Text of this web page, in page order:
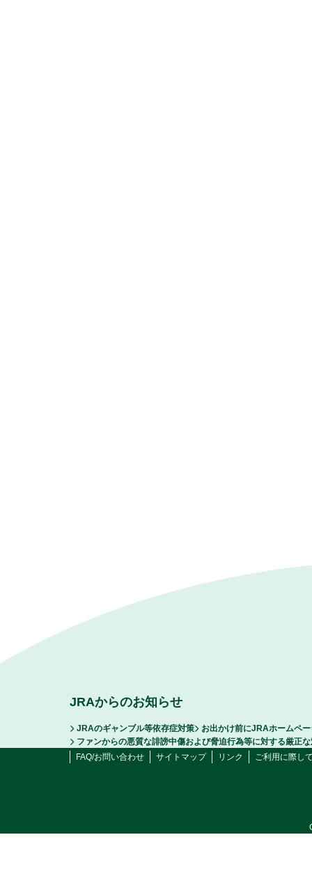
JRAからのお知らせ
JRAのギャンブル等依存症対策
お出かけ前にJRAホームペ
ファンからの悪質な誹謗中傷および脅迫行為等に対する厳正
FAQ/お問い合わせ
サイトマップ リンク ご利用に際し